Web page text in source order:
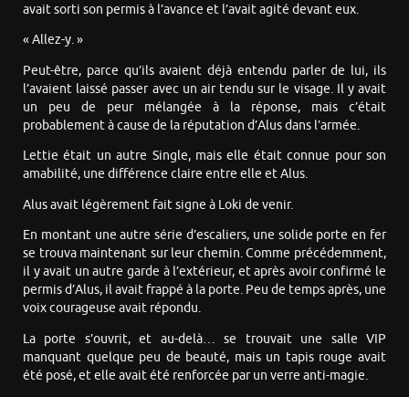
avait sorti son permis à l’avance et l’avait agité devant eux.
« Allez-y. »
Peut-être, parce qu’ils avaient déjà entendu parler de lui, ils
l’avaient laissé passer avec un air tendu sur le visage. Il y avait
un peu de peur mélangée à la réponse, mais c’était
probablement à cause de la réputation d’Alus dans l’armée.
Lettie était un autre Single, mais elle était connue pour son
amabilité, une différence claire entre elle et Alus.
Alus avait légèrement fait signe à Loki de venir.
En montant une autre série d’escaliers, une solide porte en fer
se trouva maintenant sur leur chemin. Comme précédemment,
il y avait un autre garde à l’extérieur, et après avoir confirmé le
permis d’Alus, il avait frappé à la porte. Peu de temps après, une
voix courageuse avait répondu.
La porte s’ouvrit, et au-delà… se trouvait une salle VIP
manquant quelque peu de beauté, mais un tapis rouge avait
été posé, et elle avait été renforcée par un verre anti-magie.